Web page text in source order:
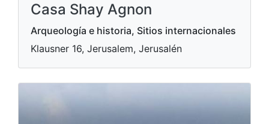
Casa Shay Agnon
Arqueología e historia, Sitios internacionales
Klausner 16, Jerusalem, Jerusalén